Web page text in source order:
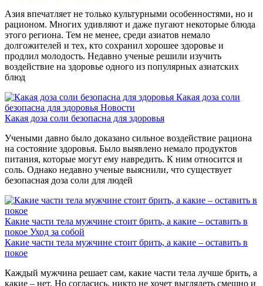
Азия впечатляет не только культурными особенностями, но и
рационом. Многих удивляют и даже пугают некоторые блюда
этого региона. Тем не менее, среди азиатов немало
долгожителей и тех, кто сохранил хорошее здоровье и
продлил молодость. Недавно ученые решили изучить
воздействие на здоровье одного из популярных азиатских
блюд
Какая доза соли
безопасна для здоровья Новости
Какая доза соли безопасна для здоровья
Учеными давно было доказано сильное воздействие рациона
на состояние здоровья. Было выявлено немало продуктов
питания, которые могут ему навредить. К ним относится и
соль. Однако недавно ученые выяснили, что существует
безопасная доза соли для людей
Какие части тела мужчине стоит брить, а какие – оставить в
покое Уход за собой
Какие части тела мужчине стоит брить, а какие – оставить в
покое
Каждый мужчина решает сам, какие части тела лучше брить, а
какие – нет. Но согласись, никто не хочет выглядеть смешно и